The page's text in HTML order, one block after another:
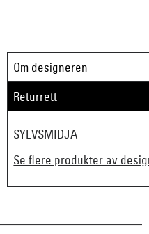
Om designeren
Returrett
SYLVSMIDJA
Se flere produkter av